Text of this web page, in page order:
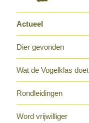
Actueel
Dier gevonden
Wat de Vogelklas doet
Rondleidingen
Word vrijwilliger